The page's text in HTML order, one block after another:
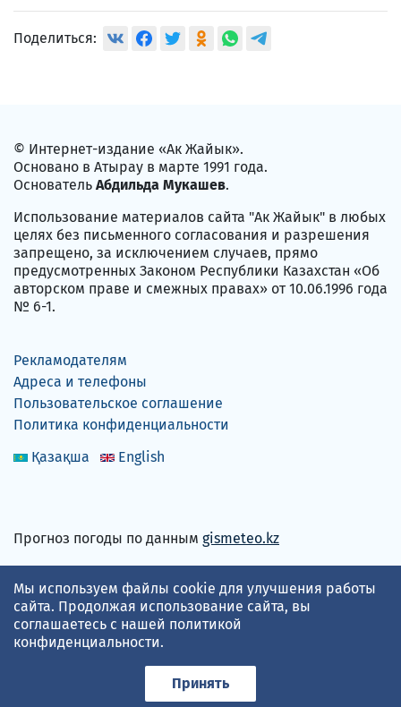
Поделиться:
© Интернет-издание «Ак Жайык».
Основано в Атырау в марте 1991 года.
Основатель Абдильда Мукашев.
Использование материалов сайта "Ак Жайык" в любых
целях без письменного согласования и разрешения
запрещено, за исключением случаев, прямо
предусмотренных Законом Республики Казахстан «Об
авторском праве и смежных правах» от 10.06.1996 года
№ 6-1.
Рекламодателям
Адреса и телефоны
Пользовательское соглашение
Политика конфиденциальности
Қазақша
English
Прогноз погоды по данным gismeteo.kz
Принимаем карты
Мы используем файлы cookie для улучшения работы
сайта. Продолжая использование сайта, вы
соглашаетесь с нашей политикой
конфиденциальности.
Принять